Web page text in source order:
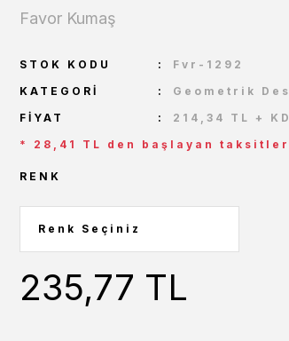
Favor Kumaş
STOK KODU
Fvr-1292
KATEGORI
Geometrik
FIYAT
214,34 TL +
* 28,41 TL den başlayan
RENK
235,77 TL